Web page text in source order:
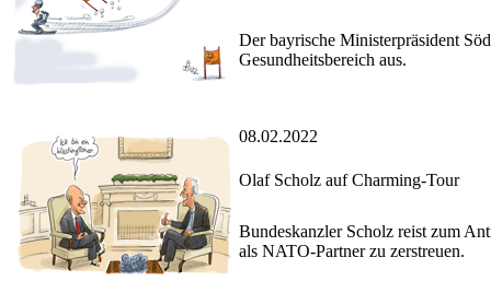
Der bayrische Ministerpräsident
Gesundheitsbereich aus.
08.02.2022
Olaf Scholz auf Charming-Tour
Bundeskanzler Scholz reist zum
als NATO-Partner zu zerstreuen.